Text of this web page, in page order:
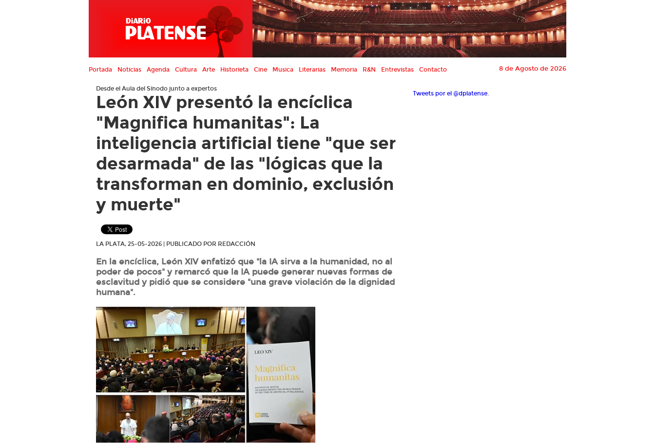
Portada Noticias Agenda Cultura Arte Historieta Cine Musica Literarias Memoria R&N Entrevistas Contacto 8 de Agosto de 2026
Desde el Aula del Sínodo junto a expertos
León XIV presentó la encíclica
"Magnifica humanitas": La
inteligencia artificial tiene "que ser
desarmada" de las "lógicas que la
transforman en dominio, exclusión
y muerte"
LA PLATA, 25-05-2026 | PUBLICADO POR REDACCIÓN
En la encíclica, León XIV enfatizó que "la IA sirva a la humanidad, no al
poder de pocos" y remarcó que la IA puede generar nuevas formas de
esclavitud y pidió que se considere "una grave violación de la dignidad
humana".
Tweets por el @dplatense.